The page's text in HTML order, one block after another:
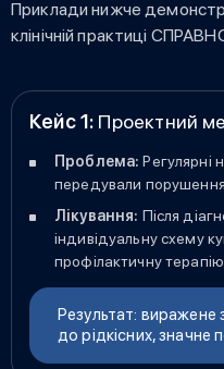
Приклади нижче
клінічній практиці
Кейс 1: Проектний
Проблема: Регулярні
передували
Лікування: Після
індивідуальну схему
профілактичну
Результат: виражене
до рідкісних, значне